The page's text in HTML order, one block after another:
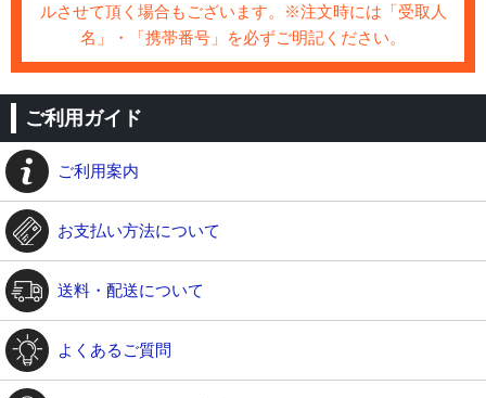
ルさせて頂く場合もございます。※注文時には「受取人
名」・「携帯番号」を必ずご明記ください。
ご利用ガイド
ご利用案内
お支払い方法について
送料・配送について
よくあるご質問